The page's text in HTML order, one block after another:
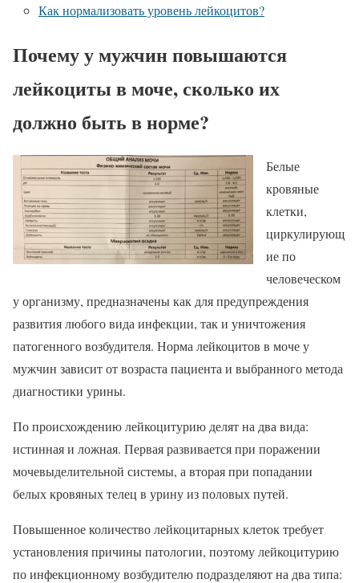
Как нормализовать уровень лейкоцитов?
Почему у мужчин повышаются
лейкоциты в моче, сколько их
должно быть в норме?
Белые
кровяные
клетки,
циркулирующ
ие по
человеческом
у организму, предназначены как для предупреждения
развития любого вида инфекции, так и уничтожения
патогенного возбудителя. Норма лейкоцитов в моче у
мужчин зависит от возраста пациента и выбранного метода
диагностики урины.
По происхождению лейкоцитурию делят на два вида:
истинная и ложная. Первая развивается при поражении
мочевыделительной системы, а вторая при попадании
белых кровяных телец в урину из половых путей.
Повышенное количество лейкоцитарных клеток требует
установления причины патологии, поэтому лейкоцитурию
по инфекционному возбудителю подразделяют на два типа: